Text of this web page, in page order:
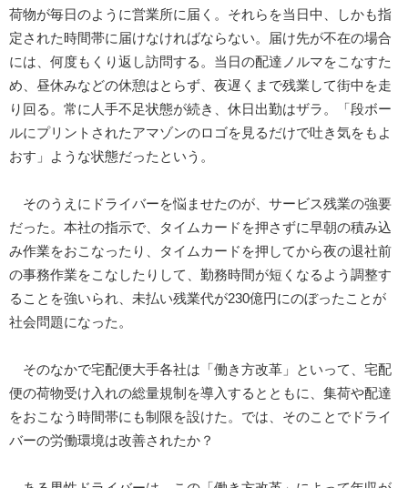
荷物が毎日のように営業所に届く。それらを当日中、しかも指
定された時間帯に届けなければならない。届け先が不在の場合
には、何度もくり返し訪問する。当日の配達ノルマをこなすた
め、昼休みなどの休憩はとらず、夜遅くまで残業して街中を走
り回る。常に人手不足状態が続き、休日出勤はザラ。「段ボー
ルにプリントされたアマゾンのロゴを見るだけで吐き気をもよ
おす」ような状態だったという。
そのうえにドライバーを悩ませたのが、サービス残業の強要
だった。本社の指示で、タイムカードを押さずに早朝の積み込
み作業をおこなったり、タイムカードを押してから夜の退社前
の事務作業をこなしたりして、勤務時間が短くなるよう調整す
ることを強いられ、未払い残業代が230億円にのぼったことが
社会問題になった。
そのなかで宅配便大手各社は「働き方改革」といって、宅配
便の荷物受け入れの総量規制を導入するとともに、集荷や配達
をおこなう時間帯にも制限を設けた。では、そのことでドライ
バーの労働環境は改善されたか？